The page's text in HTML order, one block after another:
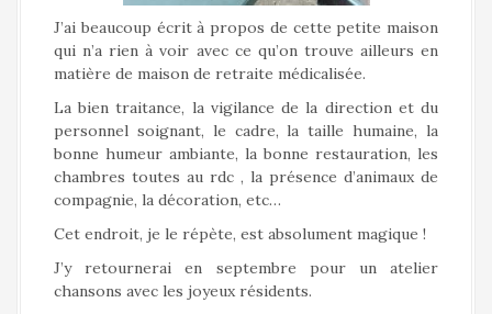
J’ai beaucoup écrit à propos de cette petite maison
qui n’a rien à voir avec ce qu’on trouve ailleurs en
matière de maison de retraite médicalisée.
La bien traitance, la vigilance de la direction et du
personnel soignant, le cadre, la taille humaine, la
bonne humeur ambiante, la bonne restauration, les
chambres toutes au rdc , la présence d’animaux de
compagnie, la décoration, etc…
Cet endroit, je le répète, est absolument magique !
J’y retournerai en septembre pour un atelier
chansons avec les joyeux résidents.